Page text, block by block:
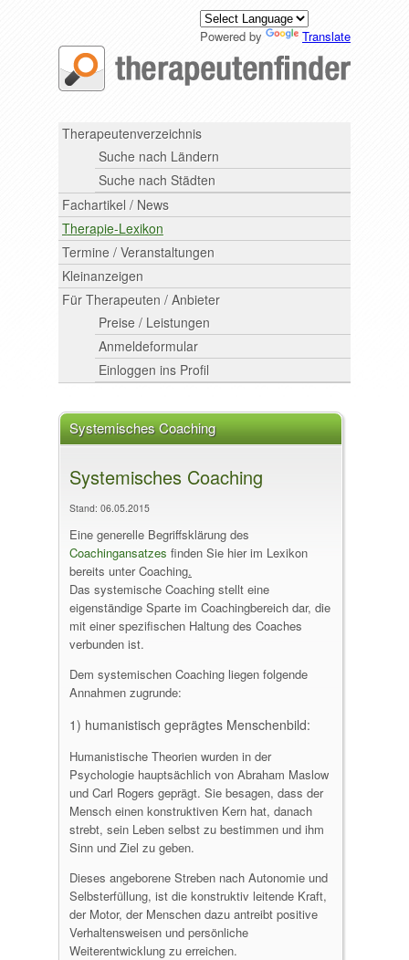
Powered by Translate
Therapeutenverzeichnis
Suche nach Ländern
Suche nach Städten
Fachartikel / News
Therapie-Lexikon
Termine / Veranstaltungen
Kleinanzeigen
Für Therapeuten / Anbieter
Preise / Leistungen
Anmeldeformular
Einloggen ins Profil
Systemisches Coaching
Systemisches Coaching
Stand: 06.05.2015
Eine generelle Begriffsklärung des
Coachingansatzes finden Sie hier im Lexikon
bereits unter Coaching.
Das systemische Coaching stellt eine
eigenständige Sparte im Coachingbereich dar, die
mit einer spezifischen Haltung des Coaches
verbunden ist.
Dem systemischen Coaching liegen folgende
Annahmen zugrunde:
1) humanistisch geprägtes Menschenbild:
Humanistische Theorien wurden in der
Psychologie hauptsächlich von Abraham Maslow
und Carl Rogers geprägt. Sie besagen, dass der
Mensch einen konstruktiven Kern hat, danach
strebt, sein Leben selbst zu bestimmen und ihm
Sinn und Ziel zu geben.
Dieses angeborene Streben nach Autonomie und
Selbsterfüllung, ist die konstruktiv leitende Kraft,
der Motor, der Menschen dazu antreibt positive
Verhaltensweisen und persönliche
Weiterentwicklung zu erreichen.